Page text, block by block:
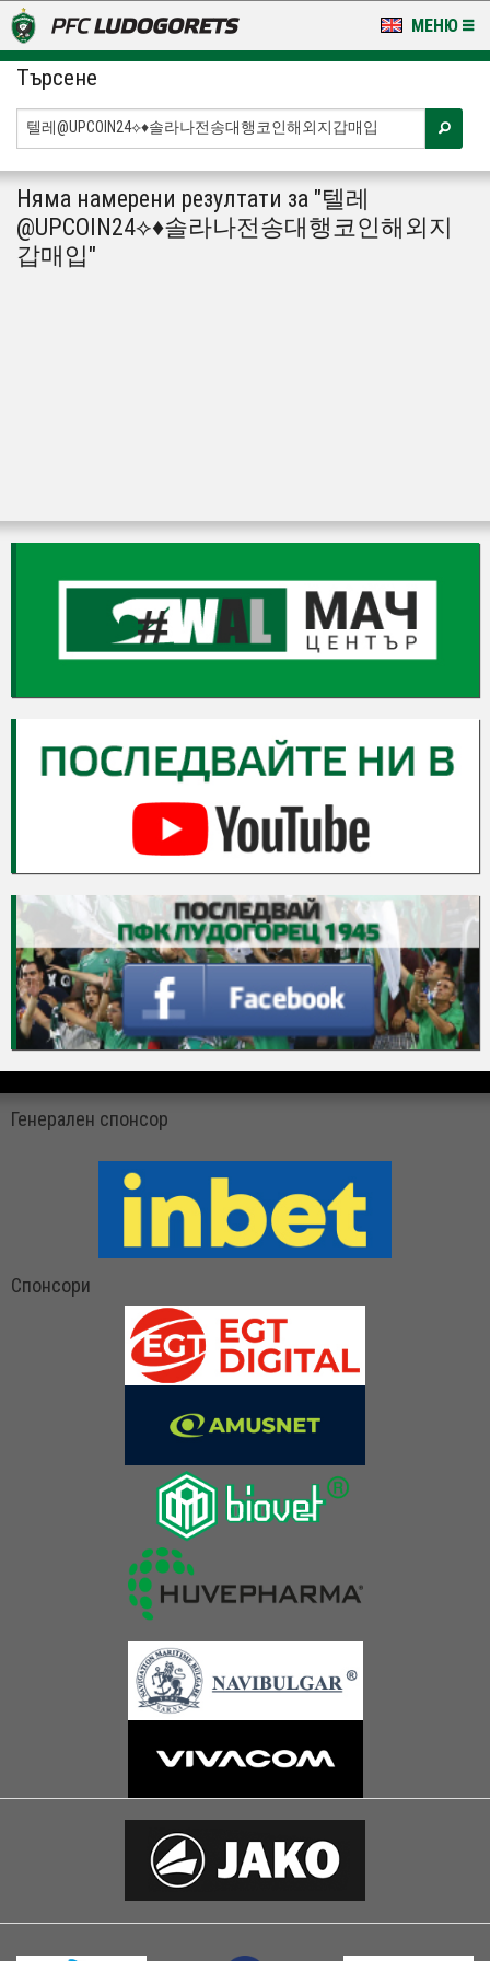
МЕНЮ
НОВИНИ & ГАЛЕРИИ
LUDOGORETS TV
НА ТЕРЕНА
СТАДИОН & БАЗИ
КЛУБ
Търсене
Няма намерени резултати за "텔레
@UPCOIN24⟡♦솔라나전송대행코인해외지
갑매입"
Генерален спонсор
Спонсори